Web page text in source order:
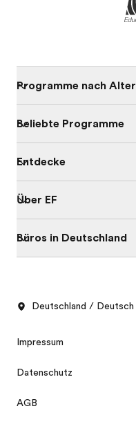
Programme nach Alter
Beliebte Programme
Entdecke
Über EF
Büros in Deutschland
Deutschland / Deutsch
Impressum
Datenschutz
AGB